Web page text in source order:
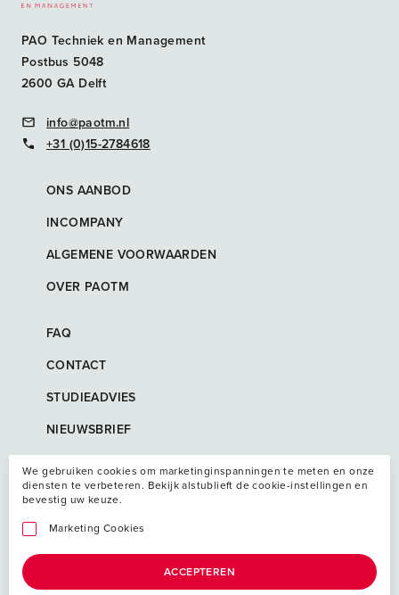
PAO Techniek en Management
Postbus 5048
2600 GA Delft
info@paotm.nl
+31 (0)15-2784618
ONS AANBOD
INCOMPANY
ALGEMENE VOORWAARDEN
OVER PAOTM
FAQ
CONTACT
STUDIEADVIES
NIEUWSBRIEF
We gebruiken cookies om marketinginspanningen te meten en onze
diensten te verbeteren. Bekijk alstublieft de cookie-instellingen en
bevestig uw keuze.
Marketing Cookies
ACCEPTEREN